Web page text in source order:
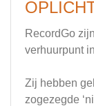
RecordGo
verhuurpunt
Zij hebben
zogezegde